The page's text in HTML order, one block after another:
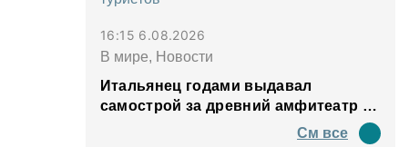
16:15 6.08.2026
В мире, Новости
Итальянец годами выдавал
самострой за древний амфитеатр и
См все